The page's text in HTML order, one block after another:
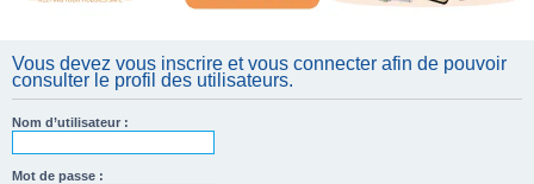
Vous devez vous inscrire et vous connecter afin de pouvoir
consulter le profil des utilisateurs.
Nom d’utilisateur :
Mot de passe :